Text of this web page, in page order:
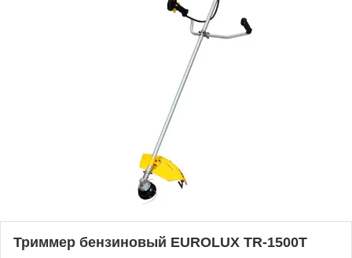
Триммер бензиновый EUROLUX TR-1500T